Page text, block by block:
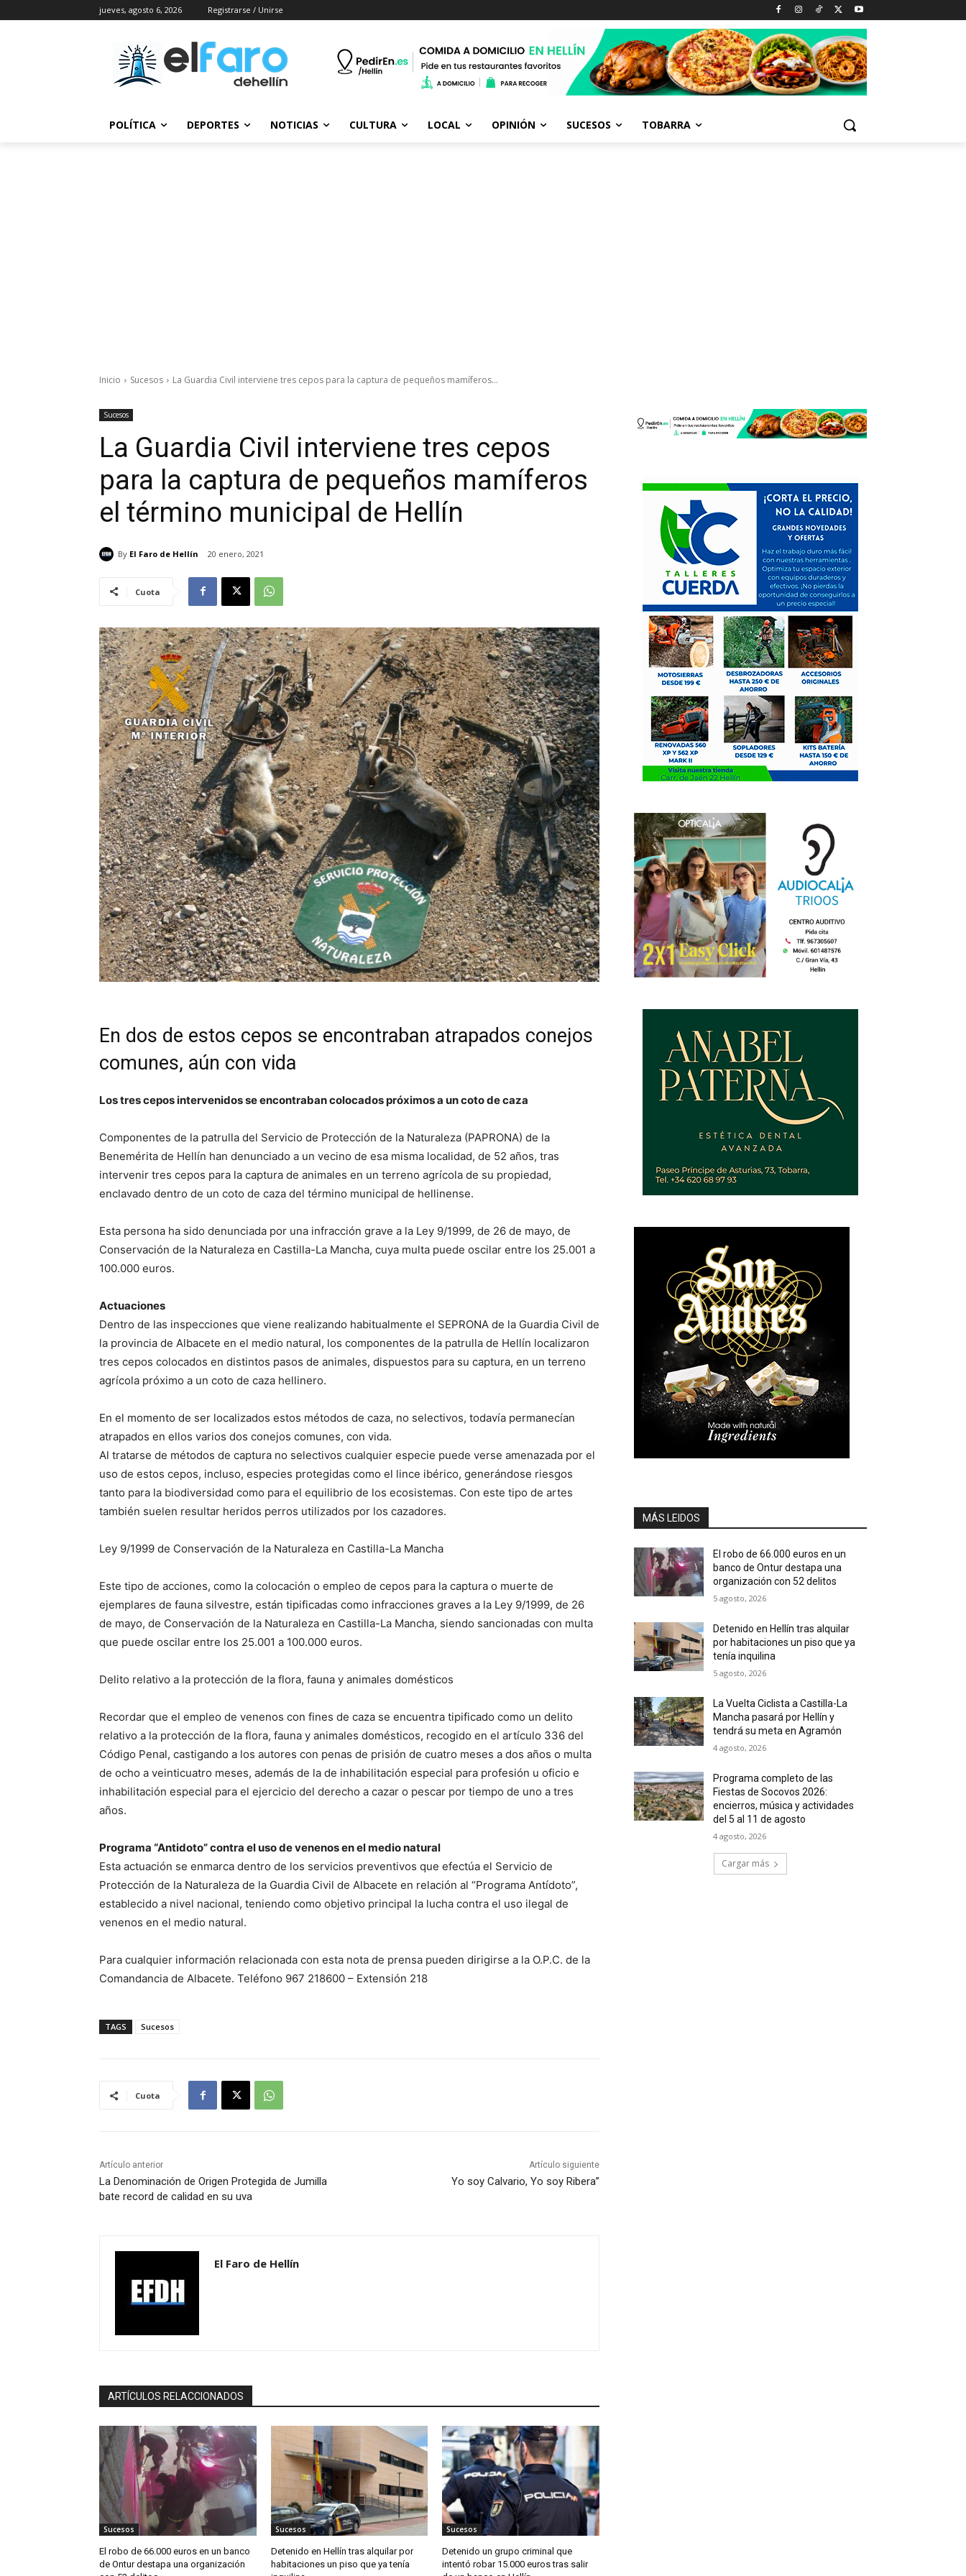
jueves, agosto 6, 2026 Registrarse / Unirse
POLÍTICA DEPORTES NOTICIAS CULTURA LOCAL OPINIÓN SUCESOS TOBARRA
Inicio Sucesos La Guardia Civil interviene tres cepos para la captura de pequeños mamíferos...
Sucesos
La Guardia Civil interviene tres cepos
para la captura de pequeños mamíferos
el término municipal de Hellín
By El Faro de Hellín 20 enero, 2021
Cuota
En dos de estos cepos se encontraban atrapados conejos
comunes, aún con vida
Los tres cepos intervenidos se encontraban colocados próximos a un coto de caza
Componentes de la patrulla del Servicio de Protección de la Naturaleza (PAPRONA) de la
Benemérita de Hellín han denunciado a un vecino de esa misma localidad, de 52 años, tras
intervenir tres cepos para la captura de animales en un terreno agrícola de su propiedad,
enclavado dentro de un coto de caza del término municipal de hellinense.
Esta persona ha sido denunciada por una infracción grave a la Ley 9/1999, de 26 de mayo, de
Conservación de la Naturaleza en Castilla-La Mancha, cuya multa puede oscilar entre los 25.001 a
100.000 euros.
Actuaciones
Dentro de las inspecciones que viene realizando habitualmente el SEPRONA de la Guardia Civil de
la provincia de Albacete en el medio natural, los componentes de la patrulla de Hellín localizaron
tres cepos colocados en distintos pasos de animales, dispuestos para su captura, en un terreno
agrícola próximo a un coto de caza hellinero.
En el momento de ser localizados estos métodos de caza, no selectivos, todavía permanecían
atrapados en ellos varios dos conejos comunes, con vida.
Al tratarse de métodos de captura no selectivos cualquier especie puede verse amenazada por el
uso de estos cepos, incluso, especies protegidas como el lince ibérico, generándose riesgos
tanto para la biodiversidad como para el equilibrio de los ecosistemas. Con este tipo de artes
también suelen resultar heridos perros utilizados por los cazadores.
Ley 9/1999 de Conservación de la Naturaleza en Castilla-La Mancha
Este tipo de acciones, como la colocación o empleo de cepos para la captura o muerte de
ejemplares de fauna silvestre, están tipificadas como infracciones graves a la Ley 9/1999, de 26
de mayo, de Conservación de la Naturaleza en Castilla-La Mancha, siendo sancionadas con multa
que puede oscilar entre los 25.001 a 100.000 euros.
Delito relativo a la protección de la flora, fauna y animales domésticos
Recordar que el empleo de venenos con fines de caza se encuentra tipificado como un delito
relativo a la protección de la flora, fauna y animales domésticos, recogido en el artículo 336 del
Código Penal, castigando a los autores con penas de prisión de cuatro meses a dos años o multa
de ocho a veinticuatro meses, además de la de inhabilitación especial para profesión u oficio e
inhabilitación especial para el ejercicio del derecho a cazar o pescar por tiempo de uno a tres
años.
Programa “Antidoto” contra el uso de venenos en el medio natural
Esta actuación se enmarca dentro de los servicios preventivos que efectúa el Servicio de
Protección de la Naturaleza de la Guardia Civil de Albacete en relación al “Programa Antídoto”,
establecido a nivel nacional, teniendo como objetivo principal la lucha contra el uso ilegal de
venenos en el medio natural.
Para cualquier información relacionada con esta nota de prensa pueden dirigirse a la O.P.C. de la
Comandancia de Albacete. Teléfono 967 218600 – Extensión 218
TAGS Sucesos
Cuota
Artículo anterior
La Denominación de Origen Protegida de Jumilla
bate record de calidad en su uva
Artículo siguiente
Yo soy Calvario, Yo soy Ribera”
El Faro de Hellín
ARTÍCULOS RELACCIONADOS
Sucesos
El robo de 66.000 euros en un banco
de Ontur destapa una organización
Sucesos
Detenido en Hellín tras alquilar por
habitaciones un piso que ya tenía
Sucesos
Detenido un grupo criminal que
intentó robar 15.000 euros tras salir
MÁS LEIDOS
El robo de 66.000 euros en un
banco de Ontur destapa una
organización con 52 delitos
5 agosto, 2026
Detenido en Hellín tras alquilar
por habitaciones un piso que ya
tenía inquilina
5 agosto, 2026
La Vuelta Ciclista a Castilla-La
Mancha pasará por Hellín y
tendrá su meta en Agramón
4 agosto, 2026
Programa completo de las
Fiestas de Socovos 2026:
encierros, música y actividades
del 5 al 11 de agosto
4 agosto, 2026
Cargar más